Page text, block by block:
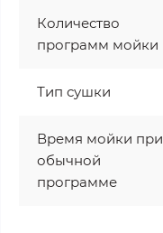
Количество
программ мойки
Тип сушки
Время мойки при
обычной
программе